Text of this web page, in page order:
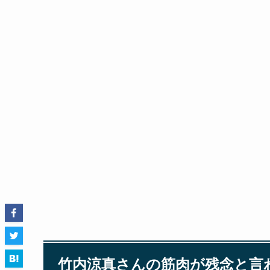
竹内涼真さんの筋肉が残念と言